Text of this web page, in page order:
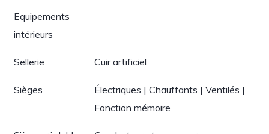
Equipements
intérieurs
Sellerie Cuir artificiel
Sièges
Électriques | Chauffants | Ventilés |
Fonction mémoire